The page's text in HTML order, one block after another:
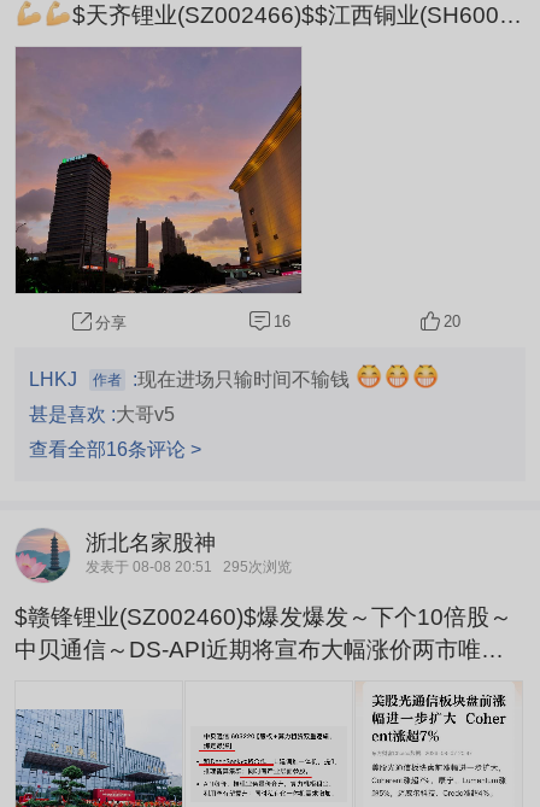
$天齐锂业(SZ002466)$$江西铜业(SH60036
2)$$赣锋锂业(SZ002460)$
分享 16 20
LHKJ 作者 :现在进场只输时间不输钱
甚是喜欢 :大哥v5
查看全部16条评论 >
浙北名家股神
发表于 08-08 20:51 295次浏览
$赣锋锂业(SZ002460)$爆发爆发～下个10倍股～
中贝通信～DS-API近期将宣布大幅涨价两市唯一
受益股～低位光模块光通信硬件股～收购浙储能源
正宗锂电池～低位放量！